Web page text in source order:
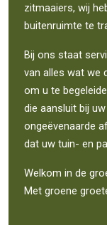
zitmaaiers, wij
buitenruimte te
Bij ons staat
van alles wat we
om u te
die aansluit bij
ongeëvenaarde
dat uw tuin- en
Welkom in de
Met groene